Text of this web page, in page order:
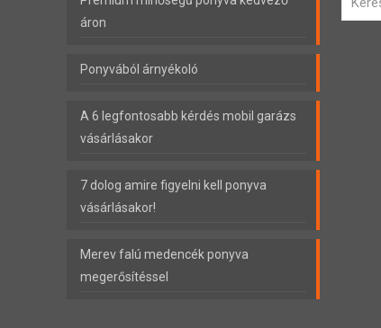
áron
Ponyvából árnyékoló
A 6 legfontosabb kérdés mobil garázs
vásárlásakor
7 dolog amire figyelni kell ponyva
vásárlásakor!
Merev falú medencék ponyva
megerősítéssel